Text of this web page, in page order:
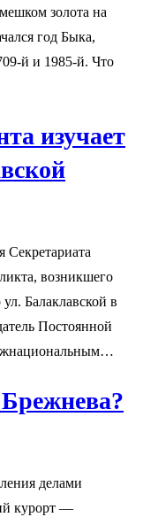
золота на
год Быка,
й и 1985-й. Что
изучает
Секретариата
возникшего
Балаклавской в
Постоянной
делами
курорт —